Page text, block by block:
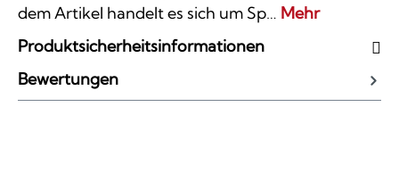
dem Artikel handelt es sich um Sp… Mehr
Produktsicherheitsinformationen
Bewertungen